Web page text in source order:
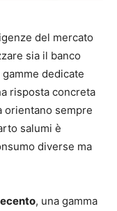
del mercato
sia il banco
dedicate
risposta concreta
orientano sempre
salumi è
diverse ma
, una gamma